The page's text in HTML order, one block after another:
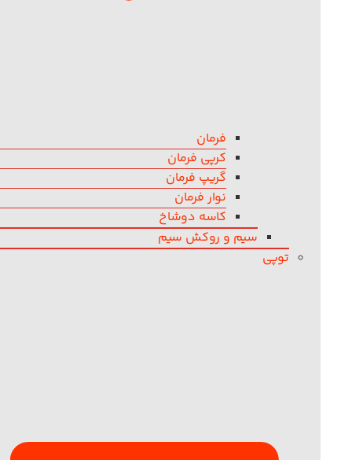
فرمان
کرپی فرمان
گریپ فرمان
نوار فرمان
کاسه دوشاخ
سیم و روکش سیم
توپی